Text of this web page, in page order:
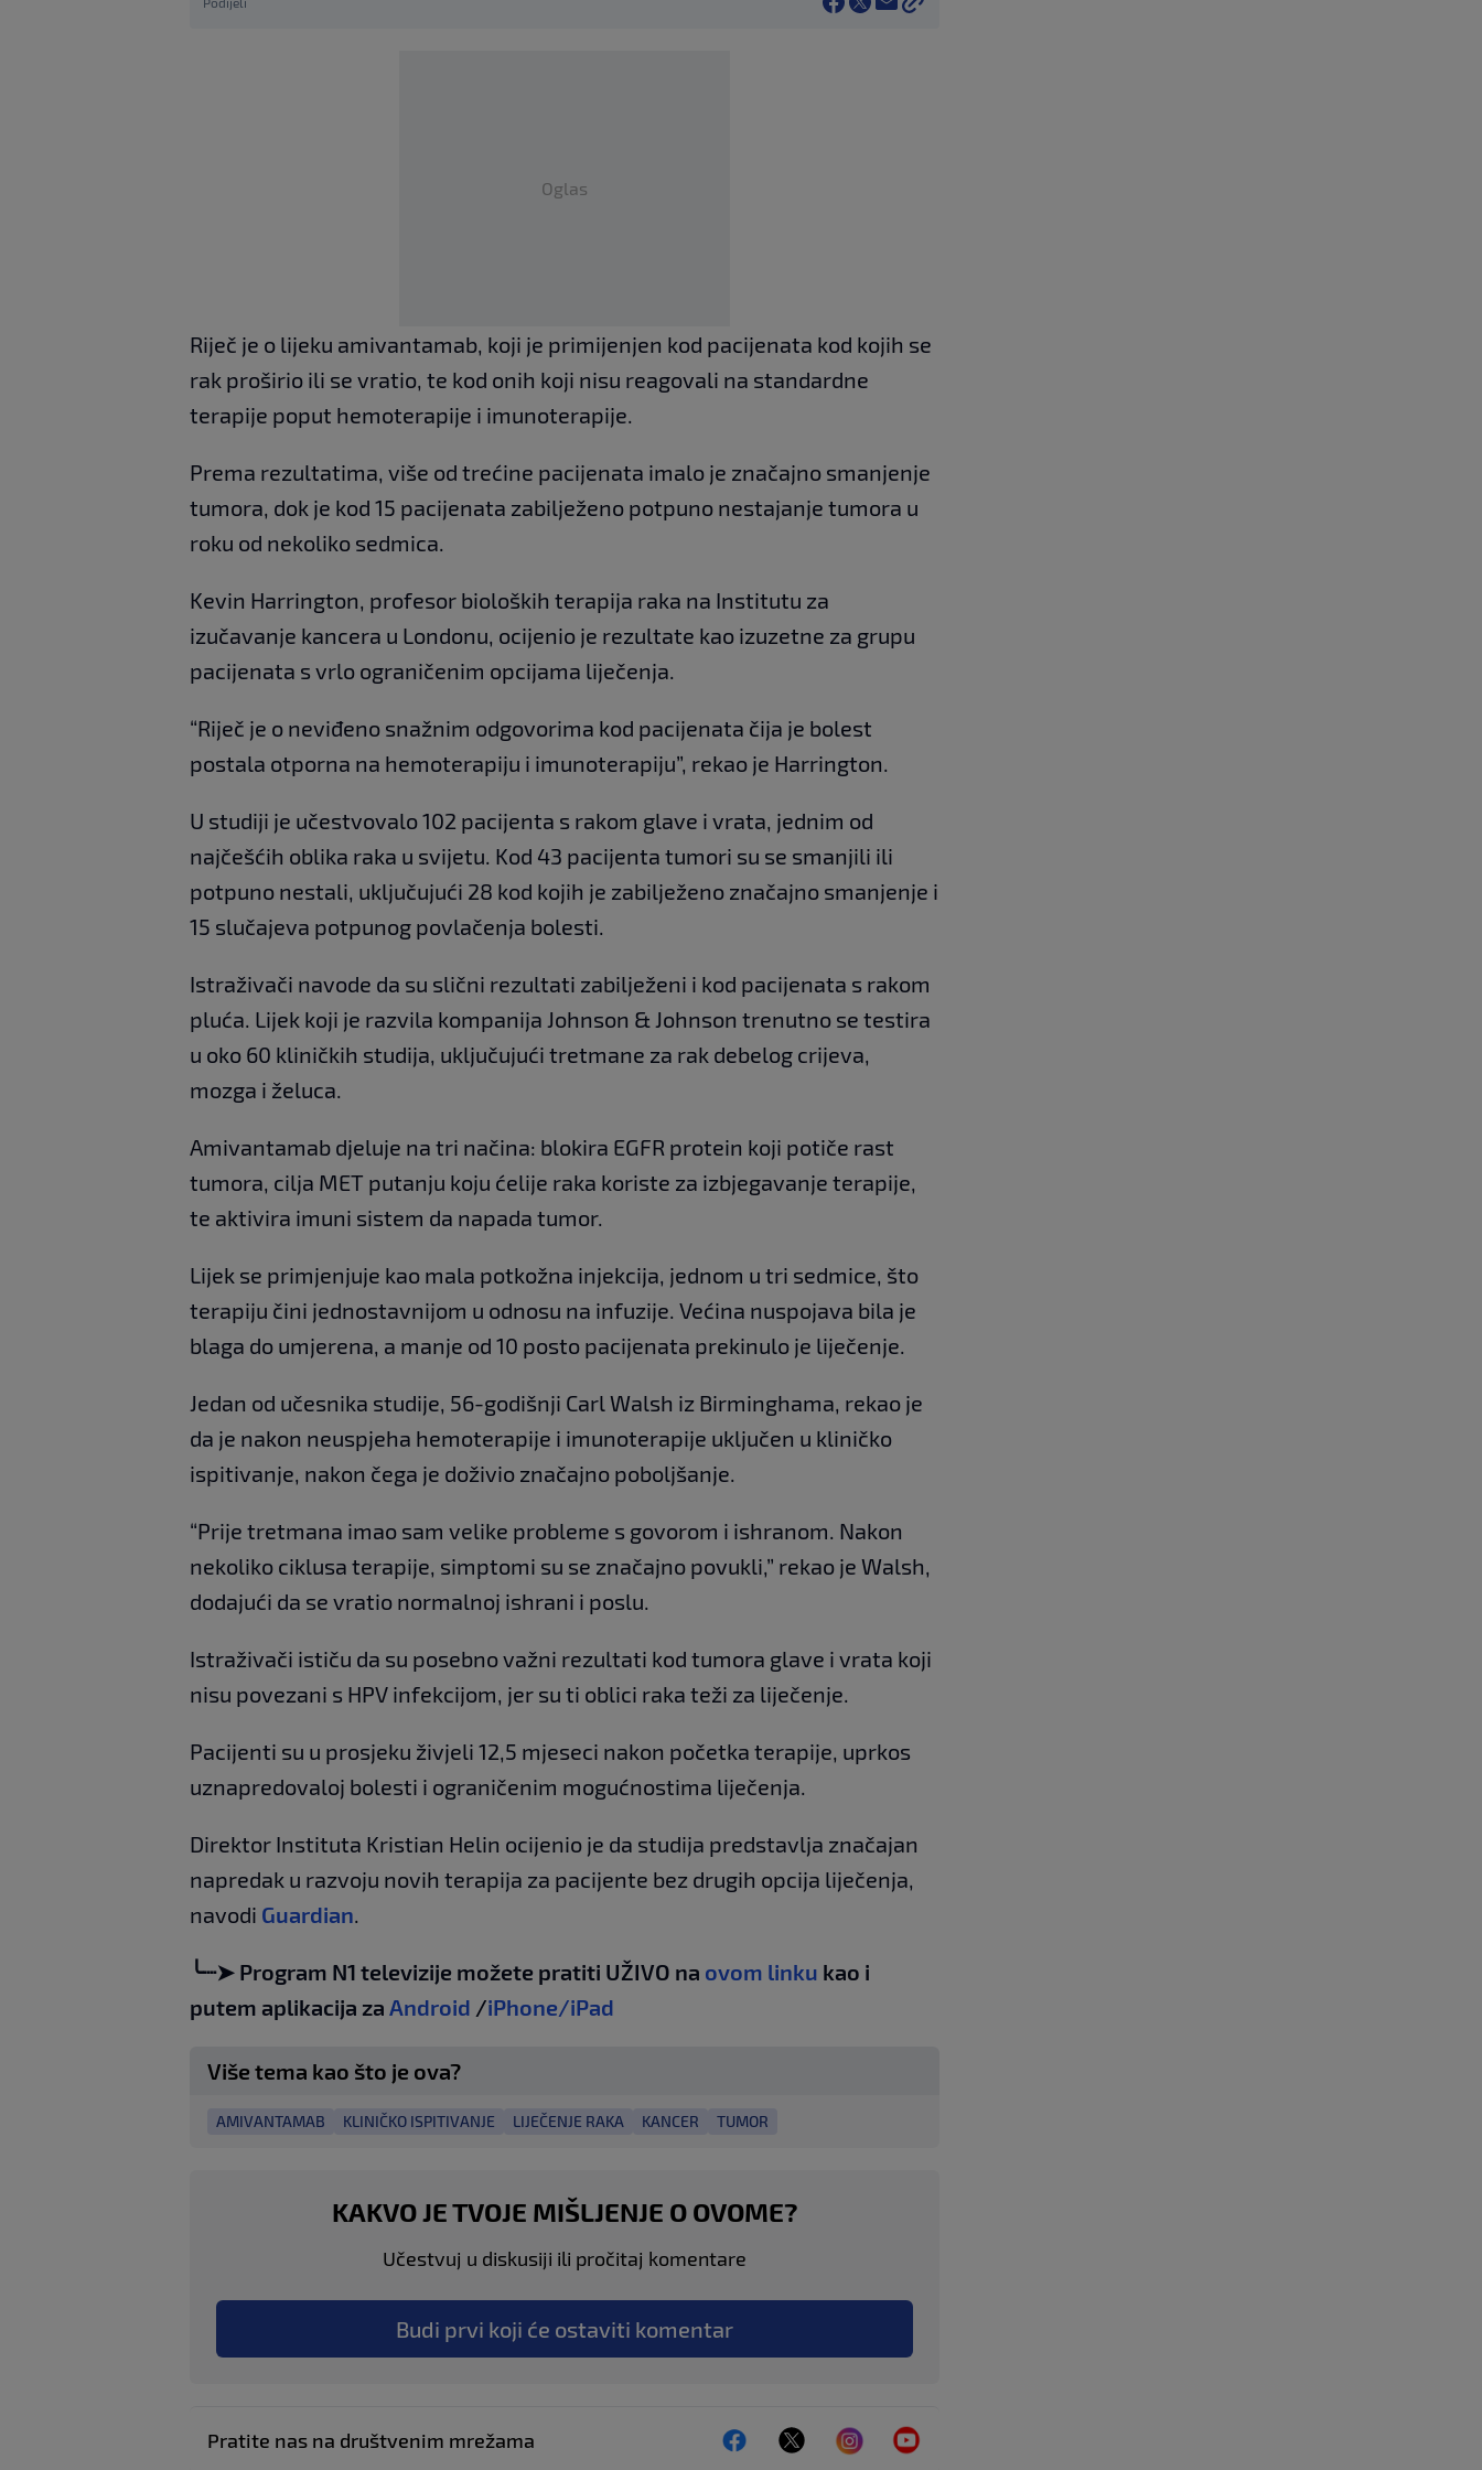
Oglas
Riječ je o lijeku amivantamab, koji je primijenjen kod pacijenata kod kojih se
rak proširio ili se vratio, te kod onih koji nisu reagovali na standardne
terapije poput hemoterapije i imunoterapije.
Prema rezultatima, više od trećine pacijenata imalo je značajno smanjenje
tumora, dok je kod 15 pacijenata zabilježeno potpuno nestajanje tumora u
roku od nekoliko sedmica.
Kevin Harrington, profesor bioloških terapija raka na Institutu za
izučavanje kancera u Londonu, ocijenio je rezultate kao izuzetne za grupu
pacijenata s vrlo ograničenim opcijama liječenja.
“Riječ je o neviđeno snažnim odgovorima kod pacijenata čija je bolest
postala otporna na hemoterapiju i imunoterapiju”, rekao je Harrington.
U studiji je učestvovalo 102 pacijenta s rakom glave i vrata, jednim od
najčešćih oblika raka u svijetu. Kod 43 pacijenta tumori su se smanjili ili
potpuno nestali, uključujući 28 kod kojih je zabilježeno značajno smanjenje i
15 slučajeva potpunog povlačenja bolesti.
Istraživači navode da su slični rezultati zabilježeni i kod pacijenata s rakom
pluća. Lijek koji je razvila kompanija Johnson & Johnson trenutno se testira
u oko 60 kliničkih studija, uključujući tretmane za rak debelog crijeva,
mozga i želuca.
Amivantamab djeluje na tri načina: blokira EGFR protein koji potiče rast
tumora, cilja MET putanju koju ćelije raka koriste za izbjegavanje terapije,
te aktivira imuni sistem da napada tumor.
Lijek se primjenjuje kao mala potkožna injekcija, jednom u tri sedmice, što
terapiju čini jednostavnijom u odnosu na infuzije. Većina nuspojava bila je
blaga do umjerena, a manje od 10 posto pacijenata prekinulo je liječenje.
Jedan od učesnika studije, 56-godišnji Carl Walsh iz Birminghama, rekao je
da je nakon neuspjeha hemoterapije i imunoterapije uključen u kliničko
ispitivanje, nakon čega je doživio značajno poboljšanje.
“Prije tretmana imao sam velike probleme s govorom i ishranom. Nakon
nekoliko ciklusa terapije, simptomi su se značajno povukli,” rekao je Walsh,
dodajući da se vratio normalnoj ishrani i poslu.
Istraživači ističu da su posebno važni rezultati kod tumora glave i vrata koji
nisu povezani s HPV infekcijom, jer su ti oblici raka teži za liječenje.
Pacijenti su u prosjeku živjeli 12,5 mjeseci nakon početka terapije, uprkos
uznapredovaloj bolesti i ograničenim mogućnostima liječenja.
Direktor Instituta Kristian Helin ocijenio je da studija predstavlja značajan
napredak u razvoju novih terapija za pacijente bez drugih opcija liječenja,
navodi Guardian
╰┈➤ Program N1 televizije možete pratiti UŽIVO na ovom linku kao i
putem aplikacija za Android /iPhone/iPad
Više tema kao što je ova?
AMIVANTAMAB KLINIČKO ISPITIVANJE LIJEČENJE RAKA KANCER TUMOR
KAKVO JE TVOJE MIŠLJENJE O OVOME?
Učestvuj u diskusiji ili pročitaj komentare
Budi prvi koji će ostaviti komentar
Pratite nas na društvenim mrežama